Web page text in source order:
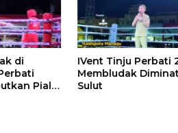
di
Piala
IVent Tinju Perbati
Membludak
Sulut